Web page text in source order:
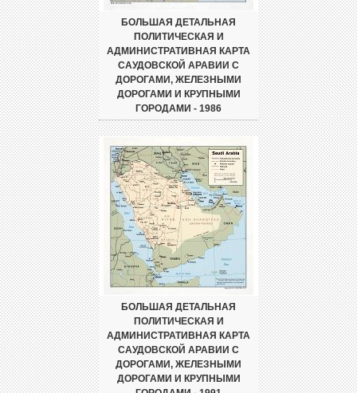
БОЛЬШАЯ ДЕТАЛЬНАЯ
ПОЛИТИЧЕСКАЯ И
АДМИНИСТРАТИВНАЯ КАРТА
САУДОВСКОЙ АРАВИИ С
ДОРОГАМИ, ЖЕЛЕЗНЫМИ
ДОРОГАМИ И КРУПНЫМИ
ГОРОДАМИ - 1986
БОЛЬШАЯ ДЕТАЛЬНАЯ
ПОЛИТИЧЕСКАЯ И
АДМИНИСТРАТИВНАЯ КАРТА
САУДОВСКОЙ АРАВИИ С
ДОРОГАМИ, ЖЕЛЕЗНЫМИ
ДОРОГАМИ И КРУПНЫМИ